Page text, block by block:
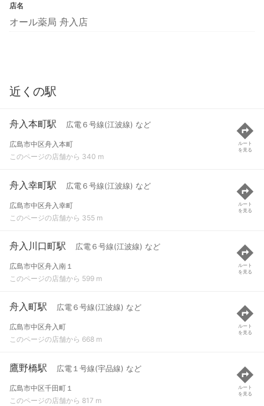
店名
オール薬局 舟入店
近くの駅
舟入本町駅 広電６号線(江波線) など
広島市中区舟入本町
このページの店舗から 340 m
ルート
を見る
舟入幸町駅 広電６号線(江波線) など
広島市中区舟入幸町
このページの店舗から 355 m
ルート
を見る
舟入川口町駅 広電６号線(江波線) など
広島市中区舟入南１
このページの店舗から 599 m
ルート
を見る
舟入町駅 広電６号線(江波線) など
広島市中区舟入町
このページの店舗から 668 m
ルート
を見る
鷹野橋駅 広電１号線(宇品線) など
広島市中区千田町１
このページの店舗から 817 m
ルート
を見る